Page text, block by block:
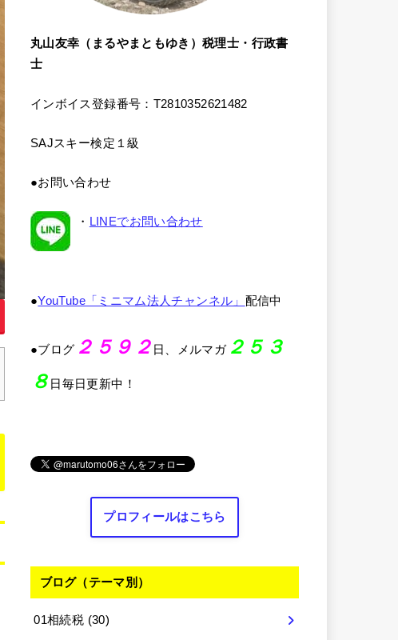
丸山友幸（まるやまともゆき）税理士・行政書
士
インボイス登録番号：T2810352621482
SAJスキー検定１級
●お問い合わせ
・ LINEでお問い合わせ
●YouTube「ミニマム法人チャンネル」 配信中
●ブログ ２５９２ 日、メルマガ２５３
８ 日毎日更新中！
プロフィールはこちら
ブログ（テーマ別）
01相続税 (30)